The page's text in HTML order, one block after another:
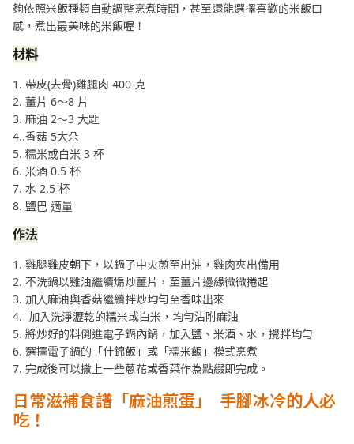
夠依照米飯種類自動調整烹煮時間，甚至還能選擇喜歡的米飯口
感，煮出最美味的米飯喔！
材料
1. 帶皮(去骨)雞腿肉 400 克
2. 薑片 6～8 片
3. 麻油 2～3 大匙
4..香菇 5大朵
5. 糯米或白米 3 杯
6. 米酒 0.5 杯
7. 水 2.5 杯
8. 鹽巴 適量
作法
1. 雞腿雞皮朝下，以鍋子中火煎至出油，雞肉夾出備用
2. 不洗鍋以雞油繼續煸炒薑片，至薑片邊緣微微捲起
3. 加入麻油與香菇繼續拌炒均勻至香味出來
4. 加入洗淨瀝乾的糯米或白米，均勻沾附麻油
5. 將炒好的料倒進電子鍋內鍋，加入鹽、米酒、水，攪拌均勻
6. 選擇電子鍋的「什錦飯」或「糯米飯」模式烹煮
7. 完成後可以撒上一些蔥花或香菜作為點綴即完成。
日常滋補食譜「麻油煎蛋」
手腳冰冷的人必
吃！